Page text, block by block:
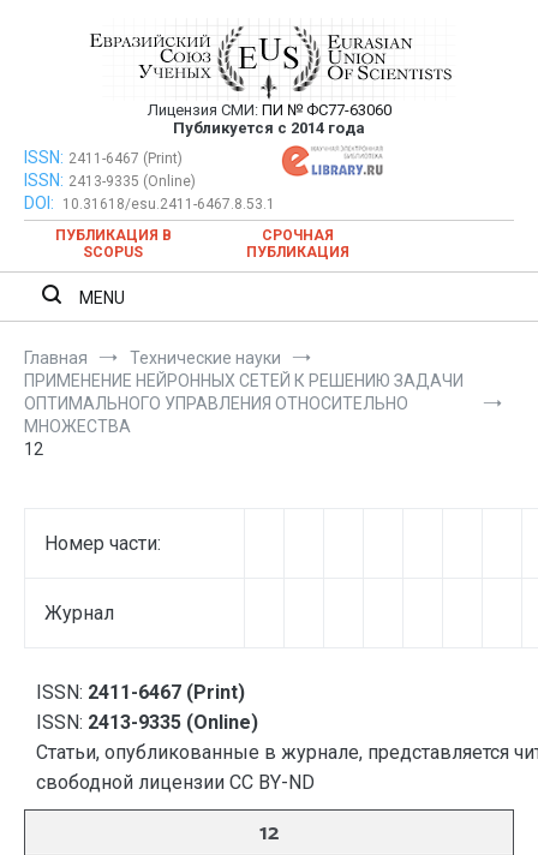
Евразийский Союз Ученых —
публикация научных статей в
ежемесячном научном журнале
Лицензия СМИ: ПИ № ФС77-63060
Публикуется с 2014 года
Евразийский Союз Ученых — публикация научных статей в
ежемесячном научном журнале
ISSN: 2411-6467 (Print)
ISSN: 2413-9335 (Online)
DOI:
10.31618/esu.2411-6467.8.53.1
ПУБЛИКАЦИЯ В
SCOPUS
СРОЧНАЯ
ПУБЛИКАЦИЯ
MENU
Главная
Технические науки
ПРИМЕНЕНИЕ НЕЙРОННЫХ СЕТЕЙ К РЕШЕНИЮ ЗАДАЧИ
ОПТИМАЛЬНОГО УПРАВЛЕНИЯ ОТНОСИТЕЛЬНО
МНОЖЕСТВА
12
Номер части:
Журнал
ISSN: 2411-6467 (Print)
ISSN: 2413-9335 (Online)
Статьи, опубликованные в журнале, представляется
свободной лицензии CC BY-ND
12